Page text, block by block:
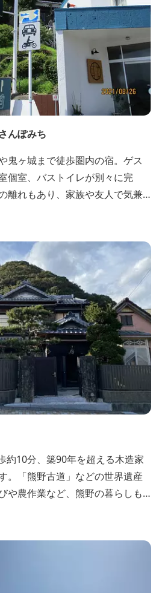
んぽみち
鬼ヶ城まで徒歩圏内の宿。ゲス
個室、バストイレが別々に完
離れもあり、家族や友人で気兼
約10分、築90年を超える木造家
。「熊野古道」などの世界遺産
や農作業など、熊野の暮らしも